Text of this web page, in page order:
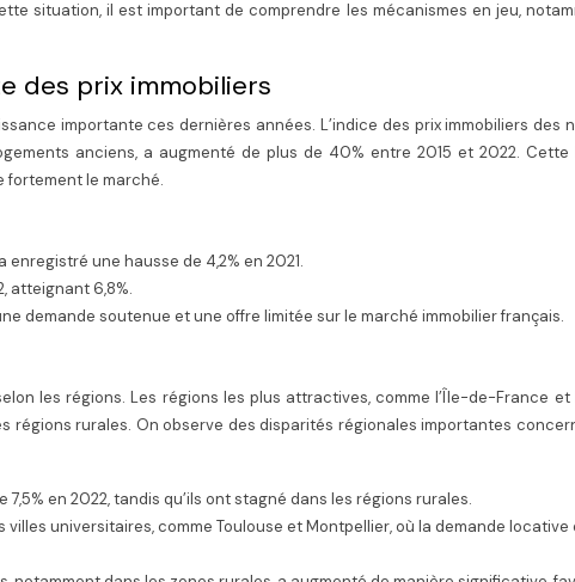
situation, il est important de comprendre les mécanismes en jeu,
des prix immobiliers
importante ces dernières années. L’indice des prix immobiliers des
anciens, a augmenté de plus de 40% entre 2015 et 2022. Cette
fortement le marché.
enregistré une hausse de 4,2% en 2021.
atteignant 6,8%.
demande soutenue et une offre limitée sur le marché immobilier français.
les régions. Les régions les plus attractives, comme l’Île-de-France et
régions rurales. On observe des disparités régionales importantes
en 2022, tandis qu’ils ont stagné dans les régions rurales.
universitaires, comme Toulouse et Montpellier, où la demande locative